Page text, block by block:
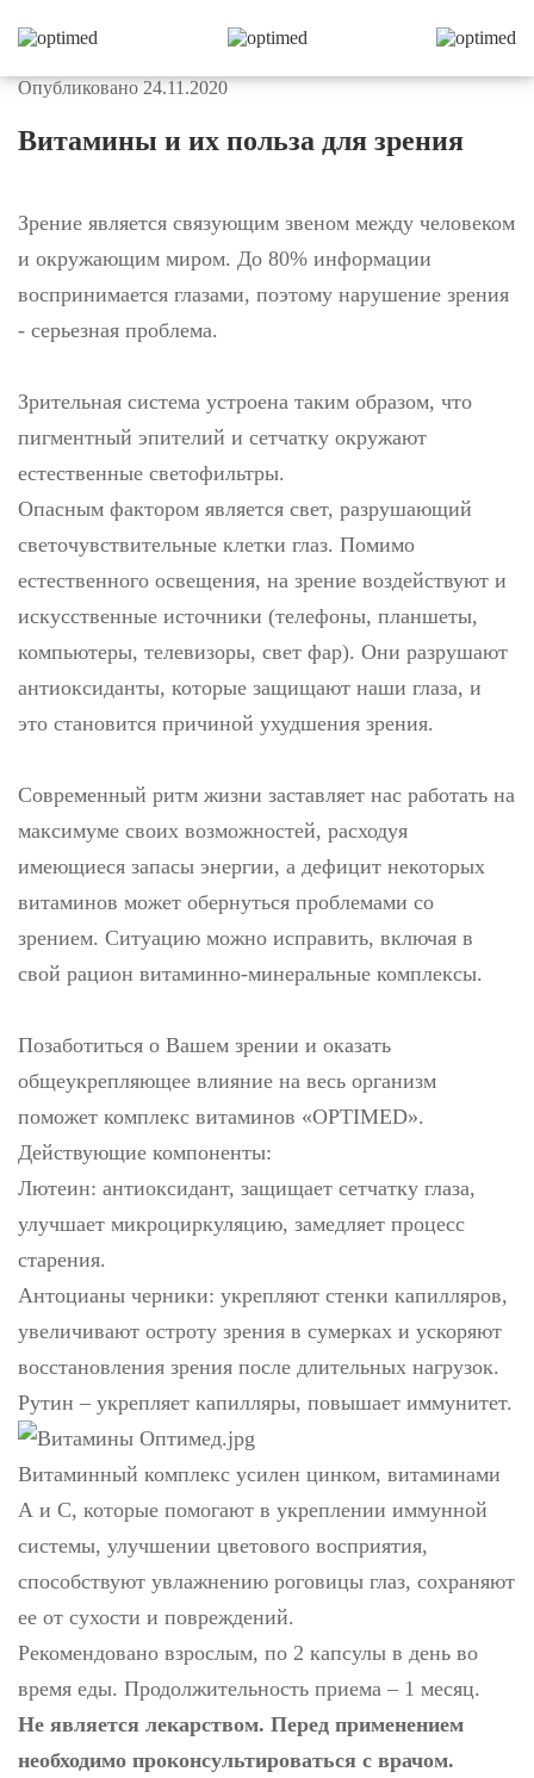
Витамины и их польза для зрения
Опубликовано 24.11.2020
Зрение является связующим звеном между человеком
и окружающим миром. До 80% информации
воспринимается глазами, поэтому нарушение зрения
- серьезная проблема.
Зрительная система устроена таким образом, что
пигментный эпителий и сетчатку окружают
естественные светофильтры.
Опасным фактором является свет, разрушающий
светочувствительные клетки глаз. Помимо
естественного освещения, на зрение воздействуют и
искусственные источники (телефоны, планшеты,
компьютеры, телевизоры, свет фар). Они разрушают
антиоксиданты, которые защищают наши глаза, и
это становится причиной ухудшения зрения.
Современный ритм жизни заставляет нас работать на
максимуме своих возможностей, расходуя
имеющиеся запасы энергии, а дефицит некоторых
витаминов может обернуться проблемами со
зрением. Ситуацию можно исправить, включая в
свой рацион витаминно-минеральные комплексы.
Позаботиться о Вашем зрении и оказать
общеукрепляющее влияние на весь организм
поможет комплекс витаминов «OPTIMED».
Действующие компоненты:
Лютеин: антиоксидант, защищает сетчатку глаза,
улучшает микроциркуляцию, замедляет процесс
старения.
Антоцианы черники: укрепляют стенки капилляров,
увеличивают остроту зрения в сумерках и ускоряют
восстановления зрения после длительных нагрузок.
Рутин – укрепляет капилляры, повышает иммунитет.
Витаминный комплекс усилен цинком, витаминами
А и С, которые помогают в укреплении иммунной
системы, улучшении цветового восприятия,
способствуют увлажнению роговицы глаз, сохраняют
ее от сухости и повреждений.
Рекомендовано взрослым, по 2 капсулы в день во
время еды. Продолжительность приема – 1 месяц.
Не является лекарством. Перед применением
необходимо проконсультироваться с врачом.